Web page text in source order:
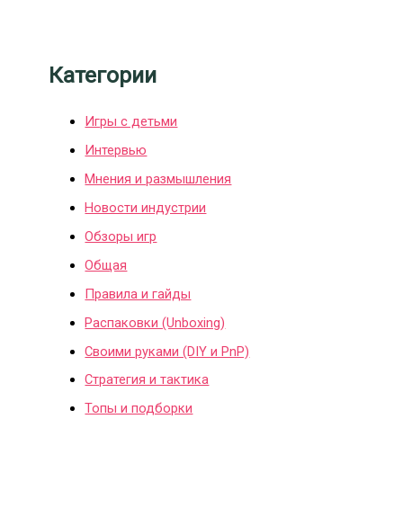
Категории
Игры с детьми
Интервью
Мнения и размышления
Новости индустрии
Обзоры игр
Общая
Правила и гайды
Распаковки (Unboxing)
Своими руками (DIY и PnP)
Стратегия и тактика
Топы и подборки